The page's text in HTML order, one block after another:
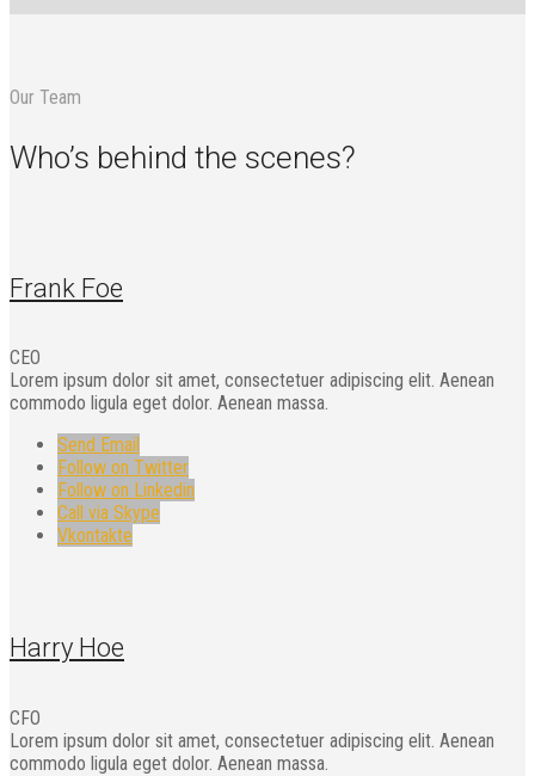
Our Team
Who’s behind the scenes?
Frank Foe
CEO
Lorem ipsum dolor sit amet, consectetuer adipiscing elit. Aenean
commodo ligula eget dolor. Aenean massa.
Send Email
Follow on Twitter
Follow on Linkedin
Call via Skype
Vkontakte
Harry Hoe
CFO
Lorem ipsum dolor sit amet, consectetuer adipiscing elit. Aenean
commodo ligula eget dolor. Aenean massa.